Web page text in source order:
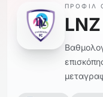
ΠΡΟΦΊΛ